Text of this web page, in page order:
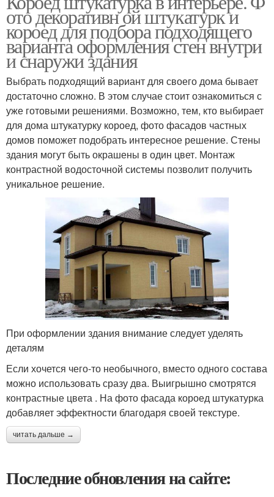
ото декоративн ой штукатурк и
короед для подбора подходящего
варианта оформления стен внутри
и снаружи здания
Выбрать подходящий вариант для своего дома бывает
достаточно сложно. В этом случае стоит ознакомиться с
уже готовыми решениями. Возможно, тем, кто выбирает
для дома штукатурку короед, фото фасадов частных
домов поможет подобрать интересное решение. Стены
здания могут быть окрашены в один цвет. Монтаж
контрастной водосточной системы позволит получить
уникальное решение.
При оформлении здания внимание следует уделять
деталям
Если хочется чего-то необычного, вместо одного состава
можно использовать сразу два. Выигрышно смотрятся
контрастные цвета . На фото фасада короед штукатурка
добавляет эффектности благодаря своей текстуре.
читать дальше →
Последние обновления на сайте: